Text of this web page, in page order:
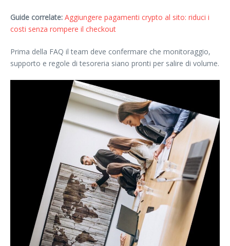
Guide correlate: Aggiungere pagamenti crypto al sito: riduci i
costi senza rompere il checkout
Prima della FAQ il team deve confermare che monitoraggio,
supporto e regole di tesoreria siano pronti per salire di volume.